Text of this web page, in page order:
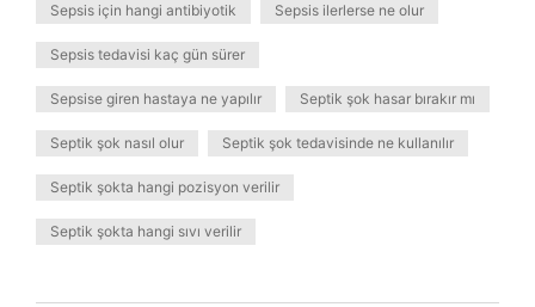
Sepsis için hangi antibiyotik Sepsis ilerlerse ne olur
Sepsis tedavisi kaç gün sürer
Sepsise giren hastaya ne yapılır Septik şok hasar bırakır mı
Septik şok nasıl olur Septik şok tedavisinde ne kullanılır
Septik şokta hangi pozisyon verilir
Septik şokta hangi sıvı verilir